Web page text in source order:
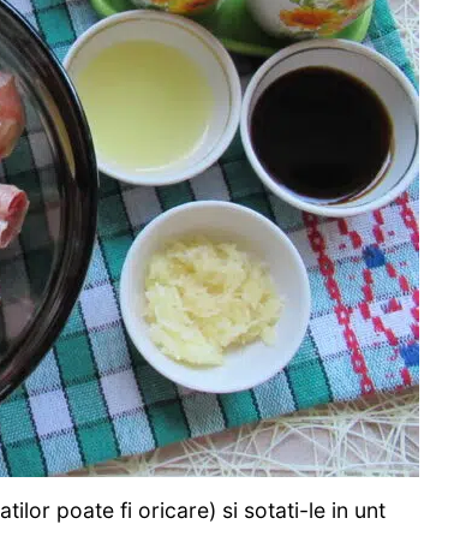
poate fi oricare) si sotati-le in unt